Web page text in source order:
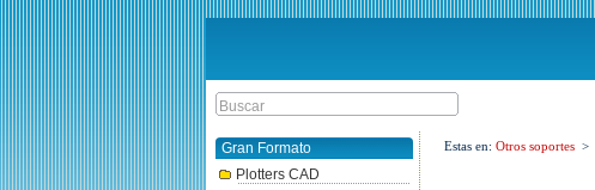
Gran Formato
Plotters CAD
Estas en: Otros soportes >